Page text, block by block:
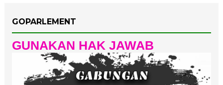
GOPARLEMENT
GUNAKAN HAK JAWAB